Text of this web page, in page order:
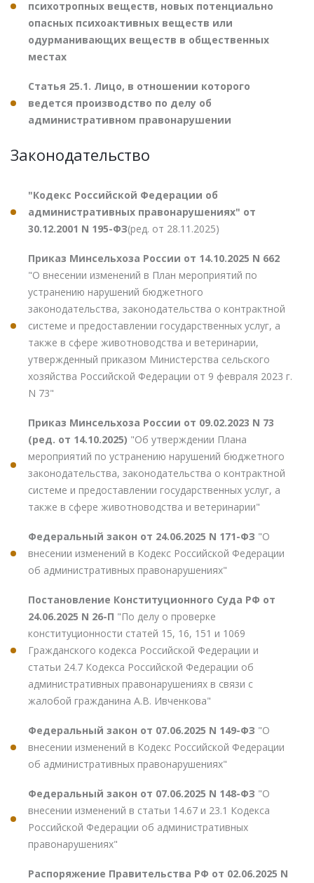
психотропных веществ, новых потенциально
опасных психоактивных веществ или
одурманивающих веществ в общественных
местах
Статья 25.1. Лицо, в отношении которого
ведется производство по делу об
административном правонарушении
Законодательство
"Кодекс Российской Федерации об
административных правонарушениях" от
30.12.2001 N 195-ФЗ(ред. от 28.11.2025)
Приказ Минсельхоза России от 14.10.2025 N 662
"О внесении изменений в План мероприятий по
устранению нарушений бюджетного
законодательства, законодательства о контрактной
системе и предоставлении государственных услуг, а
также в сфере животноводства и ветеринарии,
утвержденный приказом Министерства сельского
хозяйства Российской Федерации от 9 февраля 2023 г.
N 73"
Приказ Минсельхоза России от 09.02.2023 N 73
(ред. от 14.10.2025) "Об утверждении Плана
мероприятий по устранению нарушений бюджетного
законодательства, законодательства о контрактной
системе и предоставлении государственных услуг, а
также в сфере животноводства и ветеринарии"
Федеральный закон от 24.06.2025 N 171-ФЗ "О
внесении изменений в Кодекс Российской Федерации
об административных правонарушениях"
Постановление Конституционного Суда РФ от
24.06.2025 N 26-П "По делу о проверке
конституционности статей 15, 16, 151 и 1069
Гражданского кодекса Российской Федерации и
статьи 24.7 Кодекса Российской Федерации об
административных правонарушениях в связи с
жалобой гражданина А.В. Ивченкова"
Федеральный закон от 07.06.2025 N 149-ФЗ "О
внесении изменений в Кодекс Российской Федерации
об административных правонарушениях"
Федеральный закон от 07.06.2025 N 148-ФЗ "О
внесении изменений в статьи 14.67 и 23.1 Кодекса
Российской Федерации об административных
правонарушениях"
Распоряжение Правительства РФ от 02.06.2025 N